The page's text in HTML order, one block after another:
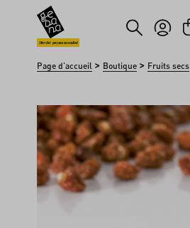
au contenu principal
Passer à la recherche
Marché paysan mondial
Page d'accueil > Boutique > Fruits secs
Ignorer la galerie d'images